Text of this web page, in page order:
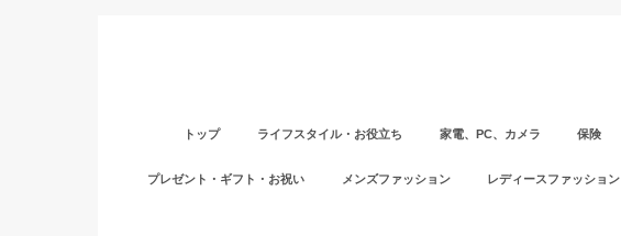
トップ ライフスタイル・お役立ち 家電、PC、カメラ 保険
プレゼント・ギフト・お祝い メンズファッション レディースファッション